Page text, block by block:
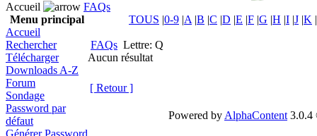
Accueil
FAQs
Menu principal
Accueil
Rechercher
Télécharger
Downloads A-Z
Forum
Sondage
Password par
défaut
Générer Password
TOUS |0-9 |A |B |C |D |E |F |G |H |I |J |K |
FAQs Lettre: Q
Aucun résultat
[ Retour ]
Powered by AlphaContent 3.0.4